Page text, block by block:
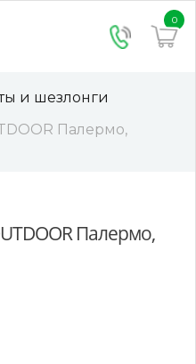
0
и шезлонги
Палермо,
Палермо,